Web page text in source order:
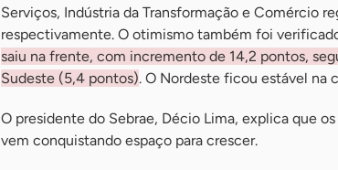
Serviços, Indústria da Transformação e Comércio
respectivamente. O otimismo também foi
saiu na frente, com incremento de 14,2 pontos,
Sudeste (5,4 pontos). O Nordeste ficou estável na
O presidente do Sebrae, Décio Lima, explica que
vem conquistando espaço para crescer.